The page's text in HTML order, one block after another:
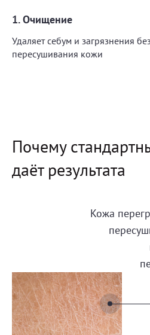
1. Очищение
Удаляет себум и загрязнения
пересушивания кожи
Почему
даёт результата
Кожа